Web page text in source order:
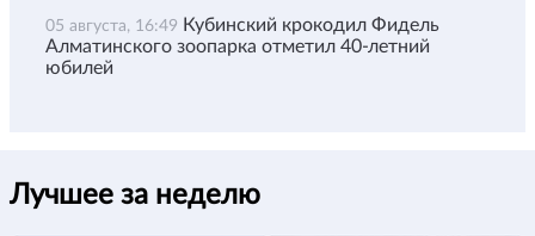
05 августа, 16:49 Кубинский крокодил Фидель
Алматинского зоопарка отметил 40-летний
юбилей
Лучшее за неделю